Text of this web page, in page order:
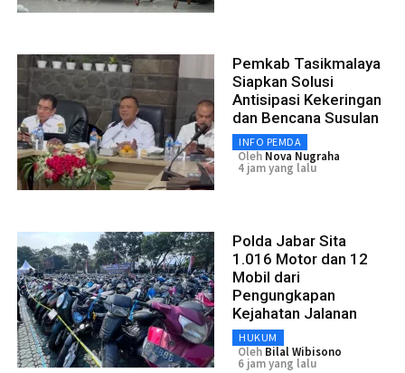
Pemkab Tasikmalaya
Siapkan Solusi
Antisipasi Kekeringan
dan Bencana Susulan
INFO PEMDA
Oleh Nova Nugraha
4 jam yang lalu
Polda Jabar Sita
1.016 Motor dan 12
Mobil dari
Pengungkapan
Kejahatan Jalanan
HUKUM
Oleh Bilal Wibisono
6 jam yang lalu